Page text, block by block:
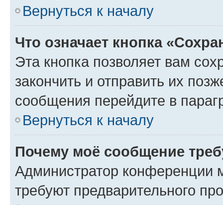
Вернуться к началу
Что означает кнопка
Эта кнопка позволяет вам
закончить и отправить их
сообщения перейдите в
Вернуться к началу
Почему моё сообщение
Администратор конференции
требуют предварительного